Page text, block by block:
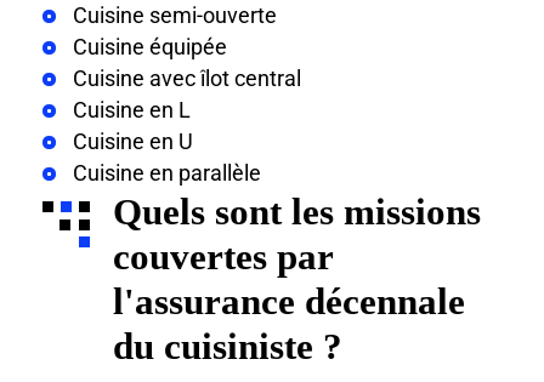
Cuisine semi-ouverte
Cuisine équipée
Cuisine avec îlot central
Cuisine en L
Cuisine en U
Cuisine en parallèle
Quels sont les missions
couvertes par
l'assurance décennale
du cuisiniste ?